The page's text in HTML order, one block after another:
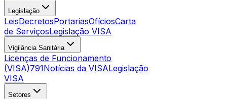
Legislação
LeisDecretosPortariasOfíciosCarta
de ServiçosLegislação VISA
Vigilância Sanitária
Licenças de Funcionamento
(VISA)791Notícias da VISALegislação
VISA
Setores